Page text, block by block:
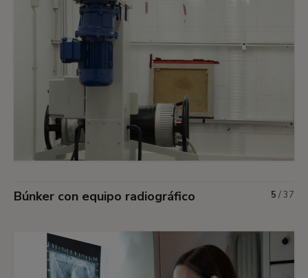
Búnker con equipo radiográfico 5 /37